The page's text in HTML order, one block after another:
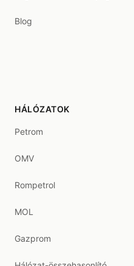
Blog
HÁLÓZATOK
Petrom
OMV
Rompetrol
MOL
Gazprom